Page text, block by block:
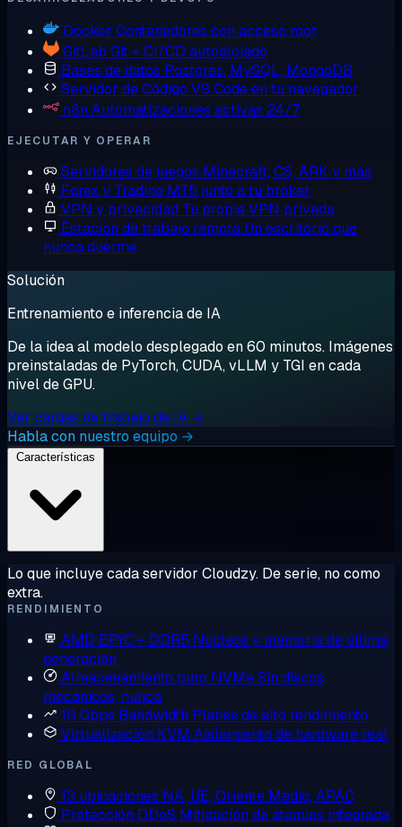
Docker Contenedores con acceso root
GitLab Git + CI/CD autoalojado
Bases de datos Postgres, MySQL, MongoDB
Servidor de Código VS Code en tu navegador
n8n Automatizaciones activas 24/7
EJECUTAR Y OPERAR
Servidores de juegos Minecraft, CS, ARK y más
Forex y Trading MT5 junto a tu bróker
VPN y privacidad Tu propia VPN privada
Estación de trabajo remota Un escritorio que
nunca duerme
Solución
Entrenamiento e inferencia de IA
De la idea al modelo desplegado en 60 minutos. Imágenes
preinstaladas de PyTorch, CUDA, vLLM y TGI en cada
nivel de GPU.
Ver cargas de trabajo de IA →
Habla con nuestro equipo →
Lo que incluye cada servidor Cloudzy. De serie, no como
extra.
RENDIMIENTO
AMD EPYC + DDR5 Núcleos y memoria de última
generación
Almacenamiento puro NVMeSin discos
mecánicos, nunca
10 Gbps Bandwidth Planes de alto rendimiento
Virtualización KVM Aislamiento de hardware real
RED GLOBAL
13 ubicaciones NA, UE, Oriente Medio, APAC
Protección DDoS Mitigación de ataques integrada